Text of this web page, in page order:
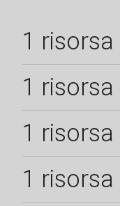
1 risorsa
1 risorsa
1 risorsa
1 risorsa